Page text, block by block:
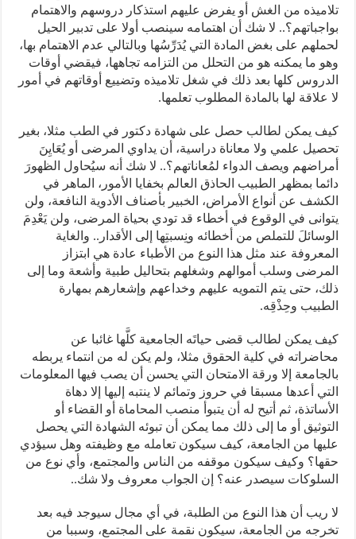
تلاميذه من الغش أو يفرض عليهم استذكار دروسهم والاهتمام
بواجباتهم؟.. لا شك أن اهتمامه سينصب أولا على تدبير الحيل
لحملهم على بغض المادة التي يُدَرِّسُها وبالتالي عدم الاهتمام بها،
وهو ما يمكنه هو من التحلل من التزامه تجاهها، فيقضي أوقات
الدروس كلها بعد ذلك في شغل تلاميذه وتضييع أوقاتهم في أمور
لا علاقة لها بالمادة المطلوب تعلمها.
كيف يمكن لطالب حصل على شهادة دكتور في الطب مثلا، بغير
تحصيل علمي ولا معاناة دراسية، أن يداوي المرضى أو يُعَايِنَ
أمراضهم ويصف الدواء لمُعاناتهم؟.. لا شك أنه سيُحاول الظهورَ
دائما بمظهر الطبيب الحاذق العالم بخفايا الأمور، الماهر في
الكشف عن أنواع الأمراض، الخبير بأصناف الأدوية النافعة، ولن
يتوانى في الوقوع في أخطاء قد تودي بحياة المرضى، ولن يَعْدِمَ
الوسائلَ للتملص من أخطائه ونِسبتِها إلى الأقدار.. والغاية
المعروفة عند مثل هذا النوع من الأطباء عادة هي ابتزاز
المرضى وسلب أموالهم وشغلهم بتحاليل طبية وأشعة وما إلى
ذلك، حتى يتم التمويه عليهم وخداعهم وإشعارهم بمهارة
الطبيب وحِذْقِه.
كيف يمكن لطالب قضى حياتَه الجامعية كلَّها غائبا عن
محاضراته في كلية الحقوق مثلا، ولم يكن له من انتماء يربطه
بالجامعة إلا ورقة الامتحان التي يحسن أن يصب فيها المعلومات
التي أعدها مسبقا في حروز وتمائم لا ينتبه إليها إلا دهاة
الأساتذة، ثم أتيح له أن يتبوأ منصب المحاماة أو القضاء أو
التوثيق أو ما إلى ذلك مما يمكن أن تبوئه الشهادة التي يحصل
عليها من الجامعة، كيف سيكون تعامله مع وظيفته وهل سيؤدي
حقها؟ وكيف سيكون موقفه من الناس والمجتمع، وأي نوع من
السلوكات سيصدر عنه؟ إن الجواب معروف ولا شك..
لا ريب أن هذا النوع من الطلبة، في أي مجال سيوجد فيه بعد
تخرجه من الجامعة، سيكون نقمة على المجتمع، وسببا من